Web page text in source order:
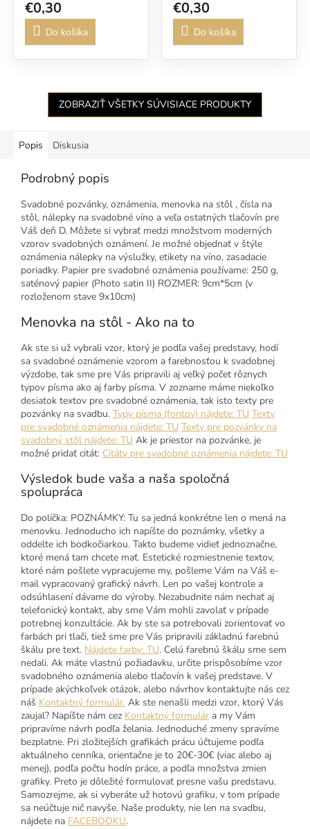
€0,30
Do košíka
€0,30
Do košíka
ZOBRAZIŤ VŠETKY SÚVISIACE PRODUKTY
Popis Diskusia
Podrobný popis
Svadobné pozvánky, oznámenia, menovka na stôl , čísla na
stôl, nálepky na svadobné víno a veľa ostatných tlačovín pre
Váš deň D. Môžete si vybrať medzi množstvom moderných
vzorov svadobných oznámení. Je možné objednať v štýle
oznámenia nálepky na výslužky, etikety na víno, zasadacie
poriadky. Papier pre svadobné oznámenia používame: 250 g,
saténový papier (Photo satin II) ROZMER: 9cm*5cm (v
rozloženom stave 9x10cm)
Menovka na stôl - Ako na to
Ak ste si už vybrali vzor, ktorý je podľa vašej predstavy, hodí
sa svadobné oznámenie vzorom a farebnosťou k svadobnej
výzdobe, tak sme pre Vás pripravili aj veľký počet rôznych
typov písma ako aj farby písma. V zozname máme niekoľko
desiatok textov pre svadobné oznámenia, tak isto texty pre
pozvánky na svadbu. Typy písma (fontov) nájdete: TU Texty
pre svadobné oznámenia nájdete: TU Texty pre pozvánky na
svadobný stôl nájdete: TU Ak je priestor na pozvánke, je
možné pridať citát: Citáty pre svadobné oznámenia nájdete: TU
Výsledok bude vaša a naša spoločná
spolupráca
Do políčka: POZNÁMKY: Tu sa jedná konkrétne len o mená na
menovku. Jednoducho ich napíšte do poznámky, všetky a
oddelte ich bodkočiarkou. Takto budeme vidieť jednoznačne,
ktoré mená tam chcete mať. Estetické rozmiestnenie textov,
ktoré nám pošlete vypracujeme my, pošleme Vám na Váš e-
mail vypracovaný grafický návrh. Len po vašej kontrole a
odsúhlasení dávame do výroby. Nezabudnite nám nechať aj
telefonický kontakt, aby sme Vám mohli zavolať v prípade
potrebnej konzultácie. Ak by ste sa potrebovali zorientovať vo
farbách pri tlači, tiež sme pre Vás pripravili základnú farebnú
škálu pre text. Nájdete farby: TU. Celú farebnú škálu sme sem
nedali. Ak máte vlastnú požiadavku, určite prispôsobíme vzor
svadobného oznámenia alebo tlačovín k vašej predstave. V
prípade akýchkoľvek otázok, alebo návrhov kontaktujte nás cez
náš Kontaktný formulár. Ak ste nenašli medzi vzor, ktorý Vás
zaujal? Napíšte nám cez Kontaktný formulár a my Vám
pripravíme návrh podľa želania. Jednoduché zmeny spravíme
bezplatne. Pri zložitejších grafikách prácu účtujeme podľa
aktuálneho cenníka, orientačne je to 20€-30€ (viac alebo aj
menej), podľa počtu hodín práce, a podľa množstva zmien
grafiky. Preto je dôležité formulovať presne vašu predstavu.
Samozrejme, ak si vyberáte už hotovú grafiku, v tom prípade
sa neúčtuje nič navyše. Naše produkty, nie len na svadbu,
nájdete na FACEBOOKU.